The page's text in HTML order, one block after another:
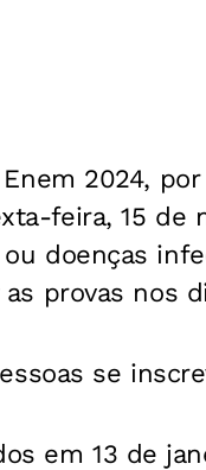
2024,
feira, 15 de
doenças
provas nos
se
em 13 de